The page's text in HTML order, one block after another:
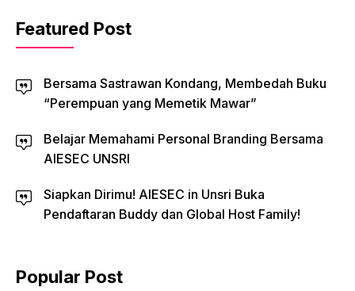
Featured Post
Bersama Sastrawan Kondang, Membedah Buku
“Perempuan yang Memetik Mawar”
Belajar Memahami Personal Branding Bersama
AIESEC UNSRI
Siapkan Dirimu! AIESEC in Unsri Buka
Pendaftaran Buddy dan Global Host Family!
Popular Post